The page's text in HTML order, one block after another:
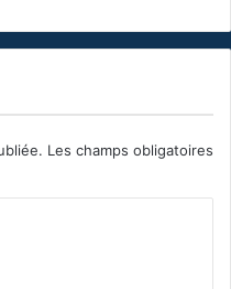
Les champs obligatoires